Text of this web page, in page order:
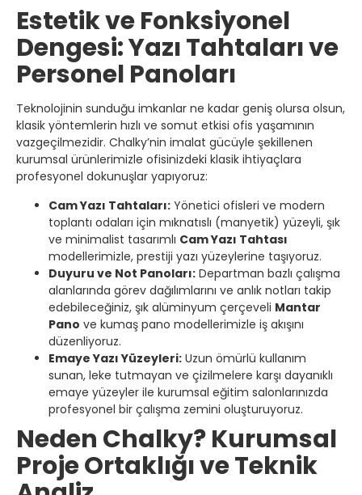
Estetik ve Fonksiyonel
Dengesi: Yazı Tahtaları ve
Personel Panoları
Teknolojinin sunduğu imkanlar ne kadar geniş olursa olsun,
klasik yöntemlerin hızlı ve somut etkisi ofis yaşamının
vazgeçilmezidir. Chalky’nin imalat gücüyle şekillenen
kurumsal ürünlerimizle ofisinizdeki klasik ihtiyaçlara
profesyonel dokunuşlar yapıyoruz:
Cam Yazı Tahtaları: Yönetici ofisleri ve modern
toplantı odaları için mıknatıslı (manyetik) yüzeyli, şık
ve minimalist tasarımlı Cam Yazı Tahtası
modellerimizle, prestiji yazı yüzeylerine taşıyoruz.
Duyuru ve Not Panoları: Departman bazlı çalışma
alanlarında görev dağılımlarını ve anlık notları takip
edebileceğiniz, şık alüminyum çerçeveli Mantar
Pano ve kumaş pano modellerimizle iş akışını
düzenliyoruz.
Emaye Yazı Yüzeyleri: Uzun ömürlü kullanım
sunan, leke tutmayan ve çizilmelere karşı dayanıklı
emaye yüzeyler ile kurumsal eğitim salonlarınızda
profesyonel bir çalışma zemini oluşturuyoruz.
Neden Chalky? Kurumsal
Proje Ortaklığı ve Teknik